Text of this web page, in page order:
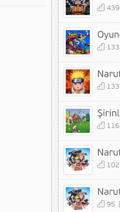
439
133
133
116
102
95